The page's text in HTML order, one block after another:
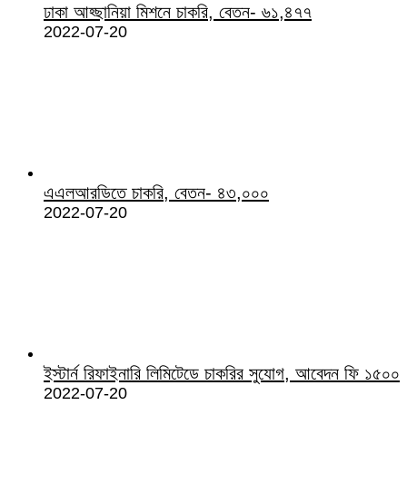
ঢাকা আহ্ছানিয়া মিশনে চাকরি, বেতন- ৬১,৪৭৭
2022-07-20
এএলআরডিতে চাকরি, বেতন- ৪৩,০০০
2022-07-20
ইস্টার্ন রিফাইনারি লিমিটেডে চাকরির সুযোগ, আবেদন ফি ১৫০০
2022-07-20